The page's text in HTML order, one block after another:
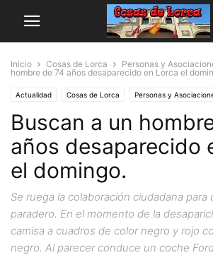
Inicio Cosas de Lorca Personas y
hombre de 74 años desaparecido en Lorca el
Actualidad Cosas de Lorca Personas y
Buscan a un
años desaparecido
el domingo.
Se ruega la colaboración ciudadana para
paradero. En el momento de la
camisa a cuadros de color negro y rojo
negro. Al parecer conduce un coche